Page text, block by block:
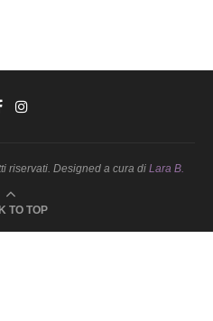
riservati. Designed a cura di Lara B.
TO TOP